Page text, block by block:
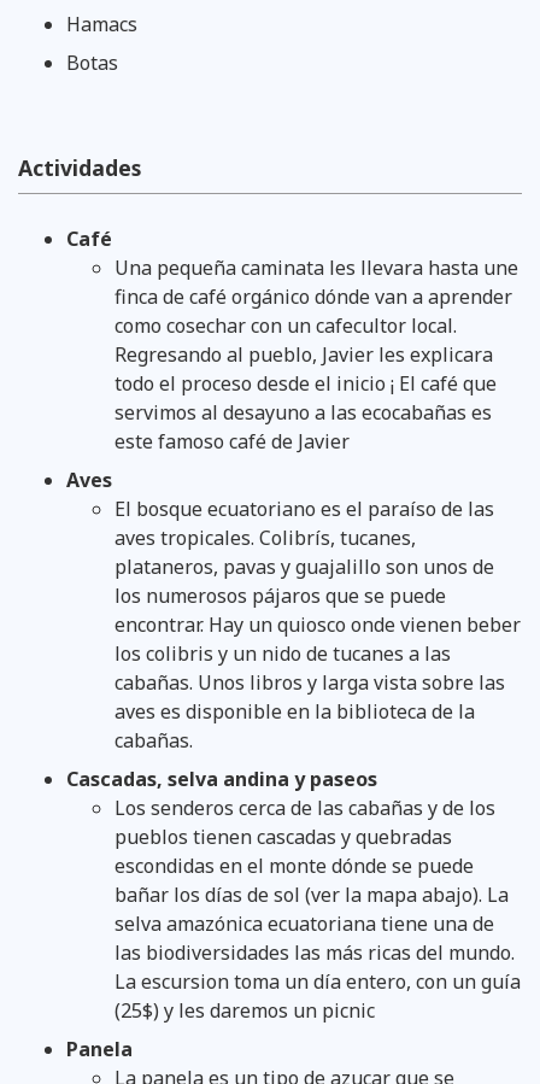
Hamacs
Botas
Actividades
Café
Una pequeña caminata les llevara hasta une
finca de café orgánico dónde van a aprender
como cosechar con un cafecultor local.
Regresando al pueblo, Javier les explicara
todo el proceso desde el inicio ¡ El café que
servimos al desayuno a las ecocabañas es
este famoso café de Javier
Aves
El bosque ecuatoriano es el paraíso de las
aves tropicales. Colibrís, tucanes,
plataneros, pavas y guajalillo son unos de
los numerosos pájaros que se puede
encontrar. Hay un quiosco onde vienen beber
los colibris y un nido de tucanes a las
cabañas. Unos libros y larga vista sobre las
aves es disponible en la biblioteca de la
cabañas.
Cascadas, selva andina y paseos
Los senderos cerca de las cabañas y de los
pueblos tienen cascadas y quebradas
escondidas en el monte dónde se puede
bañar los días de sol (ver la mapa abajo). La
selva amazónica ecuatoriana tiene una de
las biodiversidades las más ricas del mundo.
La escursion toma un día entero, con un guía
(25$) y les daremos un picnic
Panela
La panela es un tipo de azucar que se